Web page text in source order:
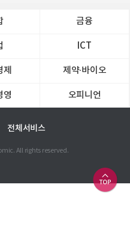
금융
ICT
제 제약∙바이오
영 오피니언
전체서비스
All rights reserved.